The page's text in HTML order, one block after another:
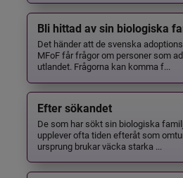
Bli hittad av sin biologiska
Det händer att de svenska
MFoF får frågor om personer som
utlandet. Frågorna kan komma f...
Efter sökandet
De som har sökt sin biologiska
upplever ofta tiden efteråt som
ursprung brukar väcka starka ...